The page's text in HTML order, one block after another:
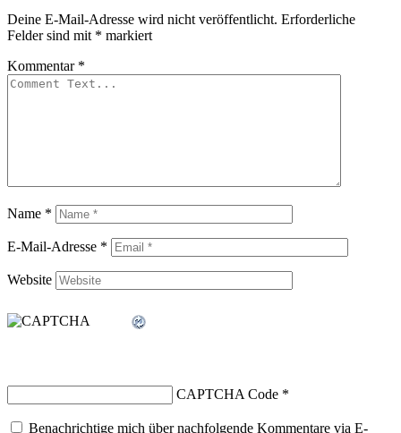
Deine E-Mail-Adresse wird nicht veröffentlicht. Erforderliche
Felder sind mit * markiert
Kommentar *
Name *
E-Mail-Adresse *
Website
CAPTCHA Code *
Benachrichtige mich über nachfolgende Kommentare via E-